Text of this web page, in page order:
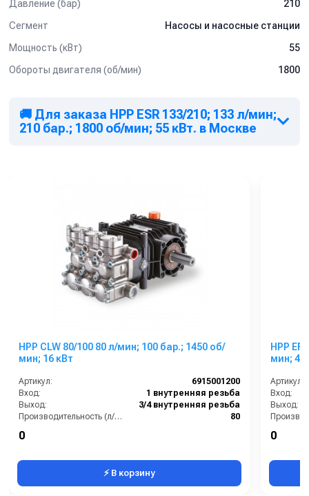
Давление (бар)
210
Сегмент
Насосы и насосные станции
Мощность (кВт)
55
Обороты двигателя (об/мин)
1800
🚚 Для заказа HPP ESR 133/210; 133 л/мин;
210 бар.; 1800 об/мин; 55 кВт. в Москве
HPP CLW 80/100 80 л/мин; 100 бар.; 1450 об/
мин; 16 кВт
Артикул:
6915001200
Вход:
1 внутренняя резьба
Выход:
3/4 внутренняя резьба
Производительность (л/мин):
80
Вес, кг:
0
⚡ В корзину
HPP EFR 88/250; 88 л/мин; 250 бар.;
мин; 43
Артикул:
Вход:
Выход:
Вес, кг:
0